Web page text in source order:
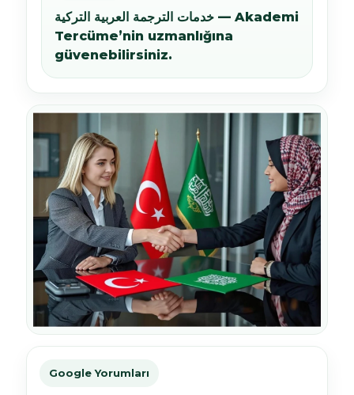
خدمات الترجمة العربية التركية — Akademi
Tercüme’nin uzmanlığına
güvenebilirsiniz.
Google Yorumları